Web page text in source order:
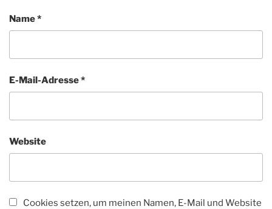
Name*
E-Mail-Adresse*
Website
Cookies setzen, um meinen Namen, E-Mail und Website